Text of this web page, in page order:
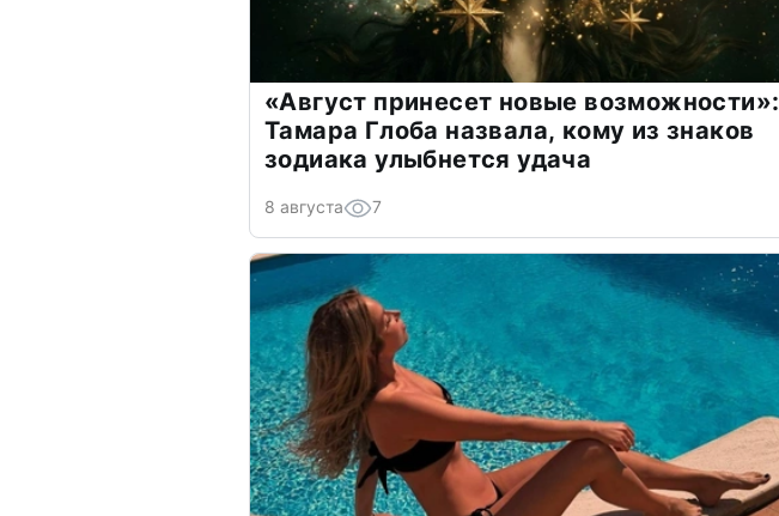
«Август принесет новые возможности»:
Тамара Глоба назвала, кому из знаков
зодиака улыбнется удача
8 августа 7